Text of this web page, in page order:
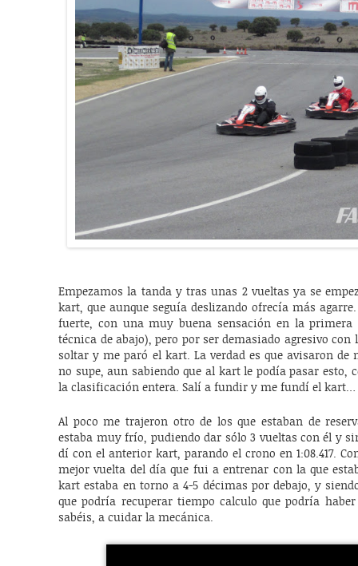
Empezamos la tanda y tras unas 2 vueltas ya se
kart, que aunque seguía deslizando ofrecía más
fuerte, con una muy buena sensación en la
técnica de abajo), pero por ser demasiado agresivo
soltar y me paró el kart. La verdad es que avisaron
no supe, aun sabiendo que al kart le podía pasar esto,
la clasificación entera. Salí a fundir y me fundí el kart…
Al poco me trajeron otro de los que estaban de
estaba muy frío, pudiendo dar sólo 3 vueltas con él y
dí con el anterior kart, parando el crono en 1:08.417.
mejor vuelta del día que fui a entrenar con la que
kart estaba en torno a 4-5 décimas por debajo, y
que podría recuperar tiempo calculo que podría haber
sabéis, a cuidar la mecánica.